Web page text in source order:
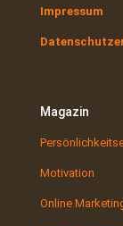
Impressum
Magazin
Motivation
Online